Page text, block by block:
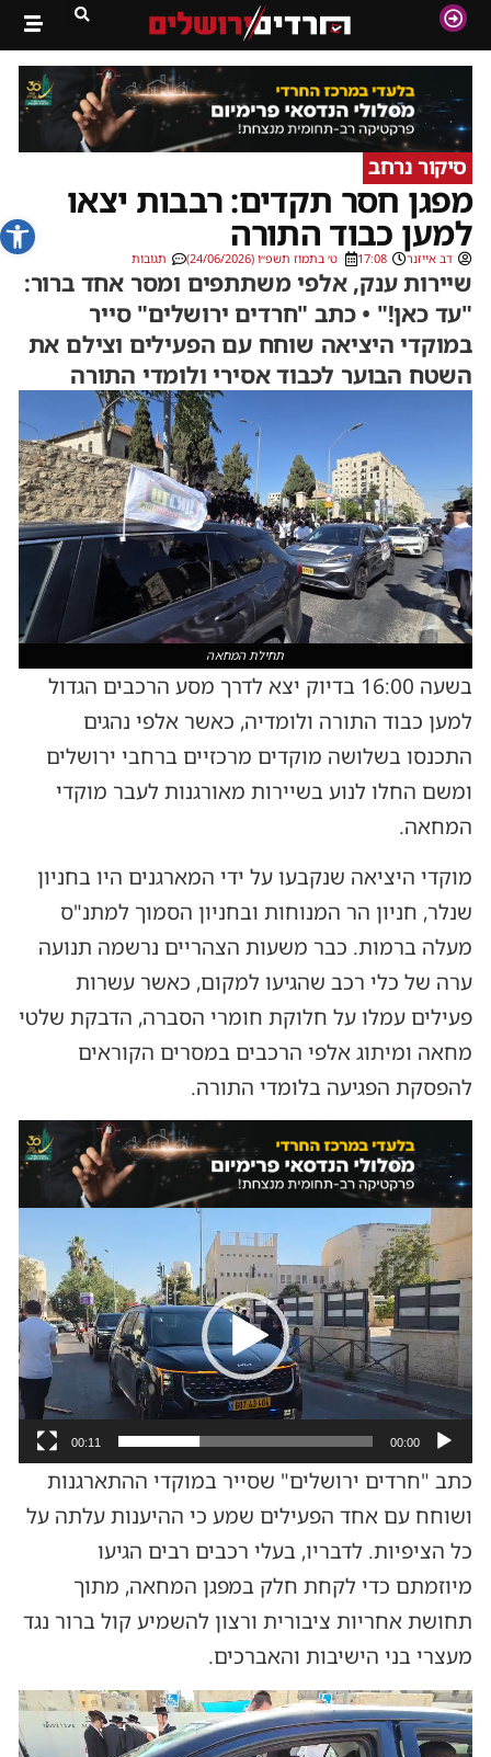
פתח
סיקור נרחב
מפגן חסר תקדים: רבבות יצאו
למען כבוד התורה
דב אייזנר 17:08 ט׳ בתמוז תשפ״ו (24/06/2026) תגובות
שיירות ענק, אלפי משתתפים ומסר אחד ברור:
"עד כאן!" • כתב "חרדים ירושלים" סייר
במוקדי היציאה שוחח עם הפעילים וצילם את
השטח הבוער לכבוד אסירי ולומדי התורה
תחילת המחאה
בשעה 16:00 בדיוק יצא לדרך מסע הרכבים הגדול
למען כבוד התורה ולומדיה, כאשר אלפי נהגים
התכנסו בשלושה מוקדים מרכזיים ברחבי ירושלים
ומשם החלו לנוע בשיירות מאורגנות לעבר מוקדי
המחאה.
מוקדי היציאה שנקבעו על ידי המארגנים היו בחניון
שנלר, חניון הר המנוחות ובחניון הסמוך למתנ"ס
מעלה ברמות. כבר משעות הצהריים נרשמה תנועה
ערה של כלי רכב שהגיעו למקום, כאשר עשרות
פעילים עמלו על חלוקת חומרי הסברה, הדבקת שלטי
מחאה ומיתוג אלפי הרכבים במסרים הקוראים
להפסקת הפגיעה בלומדי התורה.
וידאו
00:00
00:11
כתב "חרדים ירושלים" שסייר במוקדי ההתארגנות
ושוחח עם אחד הפעילים שמע כי ההיענות עלתה על
כל הציפיות. לדבריו, בעלי רכבים רבים הגיעו
מיוזמתם כדי לקחת חלק במפגן המחאה, מתוך
תחושת אחריות ציבורית ורצון להשמיע קול ברור נגד
מעצרי בני הישיבות והאברכים.
נגן
וידאו